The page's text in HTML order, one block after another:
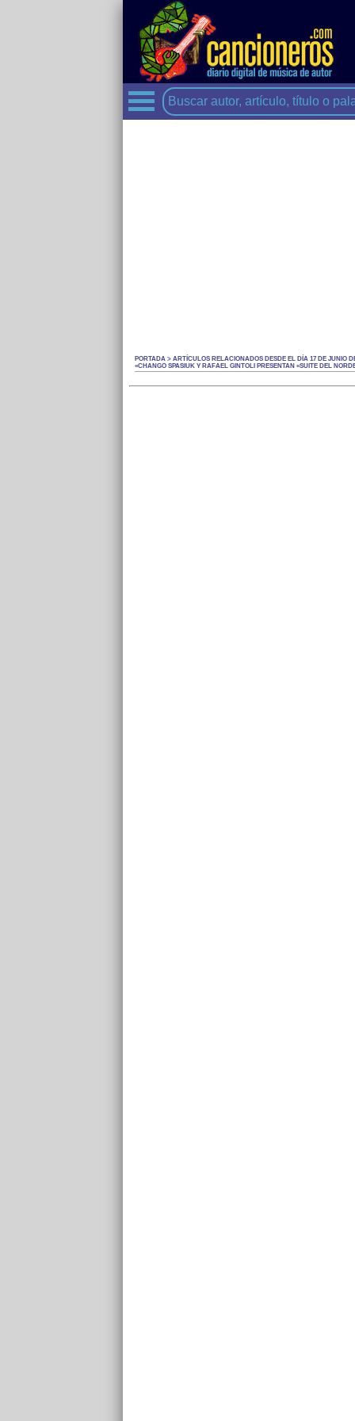
PORTADA > ARTÍCULOS RELACIONADOS DESDE EL DÍA 17 DE JUNIO
«CHANGO SPASIUK Y RAFAEL GINTOLI PRESENTAN «SUITE DEL